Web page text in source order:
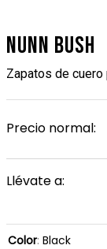
Nunn Bush
Zapatos de
Precio normal:
Llévate a:
Color: Black